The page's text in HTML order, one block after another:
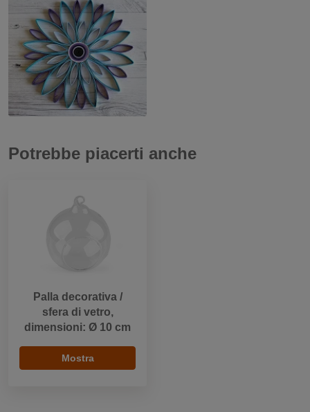
Potrebbe piacerti anche
Palla decorativa /
sfera di vetro,
dimensioni: Ø 10 cm
Mostra